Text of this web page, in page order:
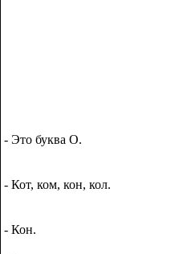
- Это буква О.
- Кот, ком, кон, кол.
- Кон.